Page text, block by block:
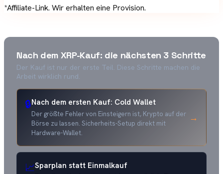
*Affiliate-Link. Wir erhalten eine Provision.
Nach dem XRP-Kauf: die nächsten 3 Schritte
Der Kauf ist nur der erste Teil. Diese Schritte machen die
Arbeit wirklich rund.
🔒Nach dem ersten Kauf: Cold Wallet
Der größte Fehler von Einsteigern ist, Krypto auf der
Börse zu lassen. Sicherheits-Setup direkt mit
Hardware-Wallet.
→
📈Sparplan statt Einmalkauf